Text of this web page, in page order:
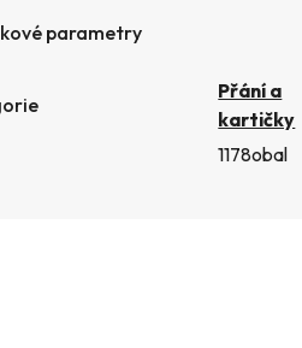
parametry
Přání a
kartičky
1178obal